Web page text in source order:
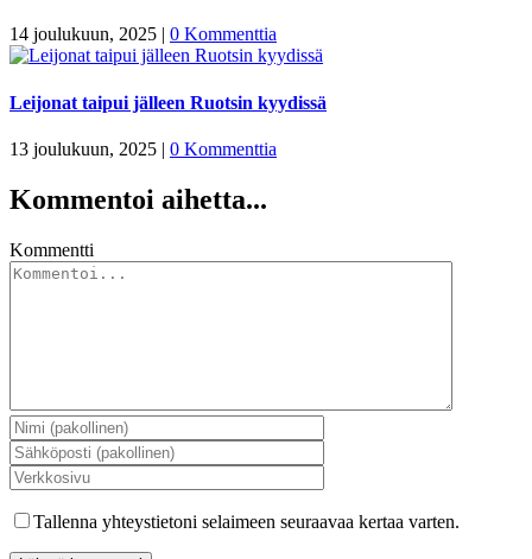
14 joulukuun, 2025 | 0 Kommenttia
Leijonat taipui jälleen Ruotsin kyydissä
13 joulukuun, 2025 | 0 Kommenttia
Kommentoi aihetta...
Kommentti
Tallenna yhteystietoni selaimeen seuraavaa kertaa varten.